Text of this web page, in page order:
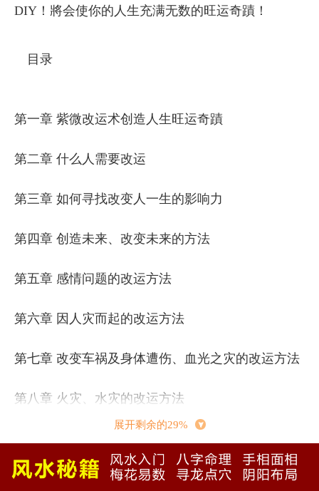
DIY！將会使你的人生充满无数的旺运奇蹟！
目录
第一章 紫微改运术创造人生旺运奇蹟
第二章 什么人需要改运
第三章 如何寻找改变人一生的影响力
第四章 创造未来、改变未来的方法
第五章 感情问题的改运方法
第六章 因人灾而起的改运方法
第七章 改变车祸及身体遭伤、血光之灾的改运方法
第八章 火灾、水灾的改运方法
第十章 疾病的预测及改运方法
展开剩余的29%